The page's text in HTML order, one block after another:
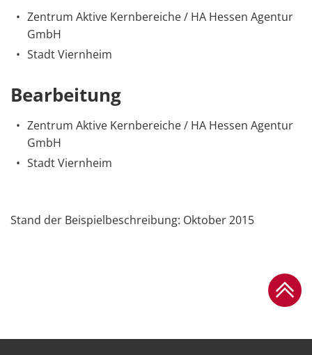
Zentrum Aktive Kernbereiche / HA Hessen Agentur
GmbH
Stadt Viernheim
Bearbeitung
Zentrum Aktive Kernbereiche / HA Hessen Agentur
GmbH
Stadt Viernheim
Stand der Beispielbeschreibung: Oktober 2015
Zum